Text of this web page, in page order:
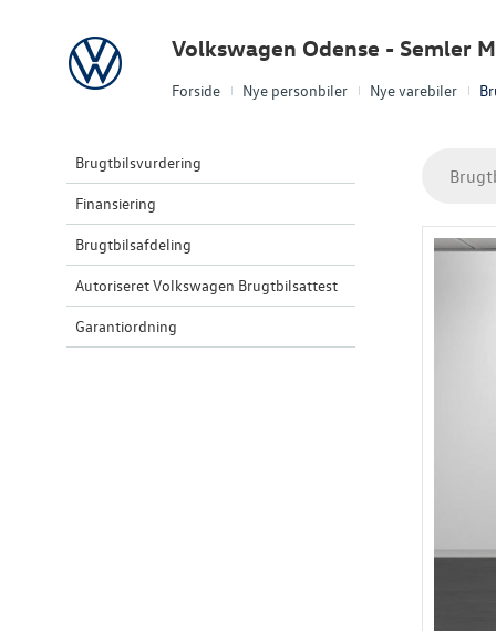
Forside Nye personbiler Nye varebiler
Volkswagen Volkswagen Odense - Semler
Brugtbilsvurdering
Finansiering
Brugtbilsafdeling
Autoriseret Volkswagen Brugtbilsattest
Garantiordning